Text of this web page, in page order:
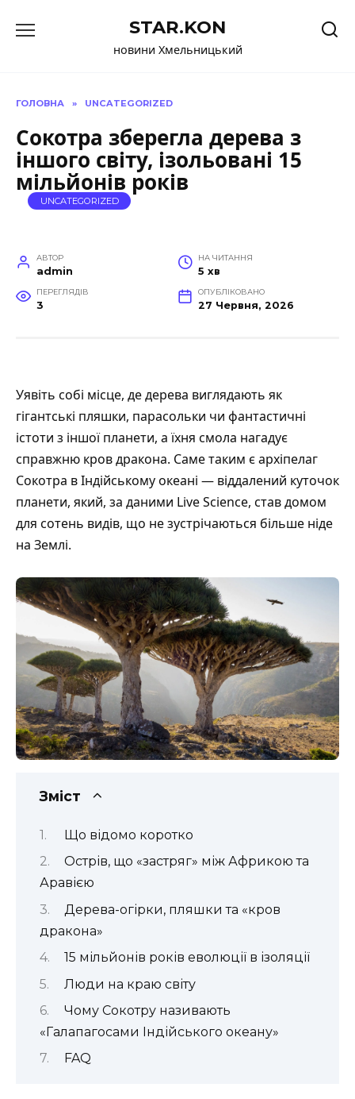
до
STAR.KON
новини Хмельницький
ГОЛОВНА » UNCATEGORIZED
Сокотра зберегла дерева з
іншого світу, ізольовані 15
мільйонів років
UNCATEGORIZED
АВТОР
admin
НА ЧИТАННЯ
5 хв
ПЕРЕГЛЯДІВ
3
ОПУБЛІКОВАНО
27 Червня, 2026
Уявіть собі місце, де дерева виглядають як
гігантські пляшки, парасольки чи фантастичні
істоти з іншої планети, а їхня смола нагадує
справжню кров дракона. Саме таким є архіпелаг
Сокотра в Індійському океані — віддалений куточок
планети, який, за даними Live Science, став домом
для сотень видів, що не зустрічаються більше ніде
на Землі.
Зміст
Що відомо коротко
Острів, що «застряг» між Африкою та
Аравією
Дерева-огірки, пляшки та «кров
дракона»
15 мільйонів років еволюції в ізоляції
Люди на краю світу
Чому Сокотру називають
«Галапагосами Індійського океану»
FAQ